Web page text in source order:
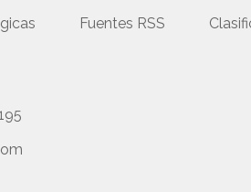
Fuentes RSS